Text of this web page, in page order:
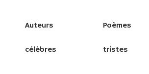
Auteurs
célèbres
Poèmes
tristes